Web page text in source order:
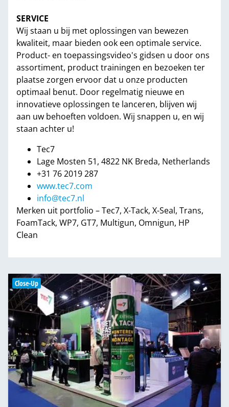
SERVICE
Wij staan u bij met oplossingen van bewezen
kwaliteit, maar bieden ook een optimale service.
Product- en toepassingsvideo's gidsen u door ons
assortiment, product trainingen en bezoeken ter
plaatse zorgen ervoor dat u onze producten
optimaal benut. Door regelmatig nieuwe en
innovatieve oplossingen te lanceren, blijven wij
aan uw behoeften voldoen. Wij snappen u, en wij
staan achter u!
Tec7
Lage Mosten 51, 4822 NK Breda, Netherlands
+31 76 2019 287
www.tec7.com
info@tec7.nl
Merken uit portfolio – Tec7, X-Tack, X-Seal, Trans,
FoamTack, WP7, GT7, Multigun, Omnigun, HP
Clean
Close-Up